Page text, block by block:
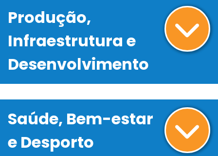
Produção,
Infraestrutura e
Desenvolvimento
Saúde, Bem-estar
e Desporto